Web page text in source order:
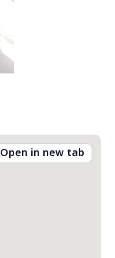
Open in new tab